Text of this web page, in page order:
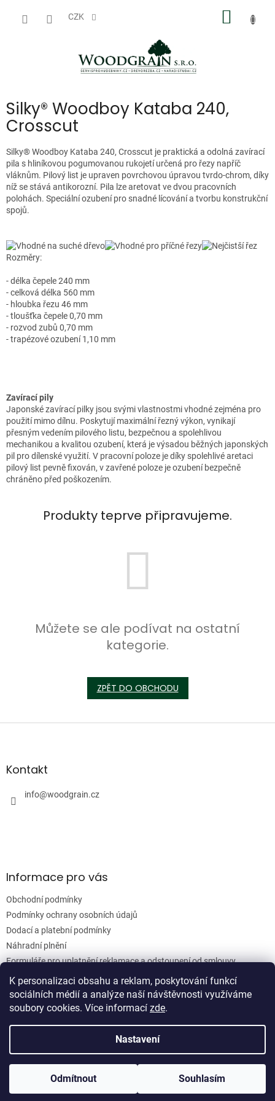
K personalizaci obsahu a reklam, poskytování funkcí
sociálních médií a analýze naší návštěvnosti využíváme
soubory cookies. Více informací zde.
Nastavení
Odmítnout Souhlasím
CZK
Silky® Woodboy Kataba 240,
Crosscut
Silky® Woodboy Kataba 240, Crosscut je praktická a odolná zavírací
pila s hliníkovou pogumovanou rukojetí určená pro řezy napříč
vláknům. Pilový list je upraven povrchovou úpravou tvrdo-chrom, díky
níž se stává antikorozní. Pila lze aretovat ve dvou pracovních
polohách. Speciální ozubení pro snadné lícování a tvorbu konstrukční
spojů.
Rozměry:
- délka čepele 240 mm
- celková délka 560 mm
- hloubka řezu 46 mm
- tloušťka čepele 0,70 mm
- rozvod zubů 0,70 mm
- trapézové ozubení 1,10 mm
Zavírací pily
Japonské zavírací pilky jsou svými vlastnostmi vhodné zejména pro
použití mimo dílnu. Poskytují maximální řezný výkon, vynikají
přesným vedením pilového listu, bezpečnou a spolehlivou
mechanikou a kvalitou ozubení, která je výsadou běžných japonských
pil pro dílenské využití. V pracovní poloze je díky spolehlivé aretaci
pilový list pevně fixován, v zavřené poloze je ozubení bezpečně
chráněno před poškozením.
Produkty teprve připravujeme.
Můžete se ale podívat na ostatní
kategorie.
ZPĚT DO OBCHODU
Z
aKontakt
info@woodgrain.cz
Informace pro vás
Obchodní podmínky
Podmínky ochrany osobních údajů
Dodací a platební podmínky
Náhradní plnění
Formuláře pro uplatnění reklamace a odstoupení od smlouvy
Moje objednávka
Woodgrain s.r.o.
Upravit nastavení cookies